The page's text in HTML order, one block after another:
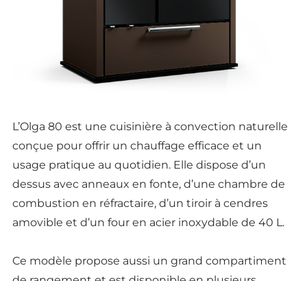
L’Olga 80 est une cuisinière à convection naturelle
conçue pour offrir un chauffage efficace et un
usage pratique au quotidien. Elle dispose d’un
dessus avec anneaux en fonte, d’une chambre de
combustion en réfractaire, d’un tiroir à cendres
amovible et d’un four en acier inoxydable de 40 L.
Ce modèle propose aussi un grand compartiment